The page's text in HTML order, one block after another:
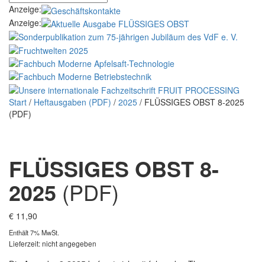
Anzeige:
Anzeige:
Start / Heftausgaben (PDF) / 2025 / FLÜSSIGES OBST 8-2025
(PDF)
FLÜSSIGES OBST 8-
2025 (PDF)
€ 11,90
Enthält 7% MwSt.
Lieferzeit: nicht angegeben